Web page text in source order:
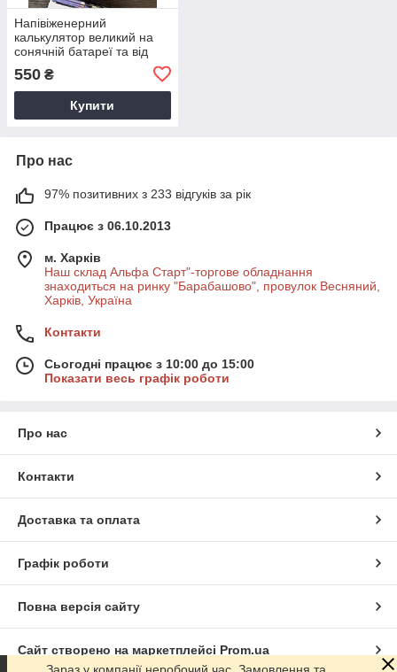
Напівіженерний
калькулятор великий на
сонячній батареї та від
550 ₴
Купити
Про нас
97% позитивних з 233 відгуків за рік
Працює з 06.10.2013
м. Харків
Наш склад Альфа Старт"-торгове обладнання
знаходиться на ринку "Барабашово", провулок Весняний,
Харків, Україна
Контакти
Сьогодні працює з 10:00 до 15:00
Показати весь графік роботи
Про нас
Контакти
Доставка та оплата
Графік роботи
Повна версія сайту
Сайт створено на маркетплейсі Prom.ua